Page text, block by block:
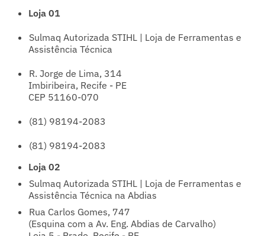
Loja 01
Sulmaq Autorizada STIHL | Loja de Ferramentas e
Assistência Técnica
R. Jorge de Lima, 314
Imbiribeira, Recife - PE
CEP 51160-070
(81) 98194-2083
(81) 98194-2083
Loja 02
Sulmaq Autorizada STIHL | Loja de Ferramentas e
Assistência Técnica na Abdias
Rua Carlos Gomes, 747
(Esquina com a Av. Eng. Abdias de Carvalho)